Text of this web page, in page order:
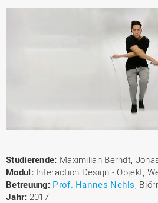
Studierende: Maximilian Berndt,
Modul:Interaction Design - Objekt,
Betreuung: Prof. Hannes Nehls ,
Jahr: 2017